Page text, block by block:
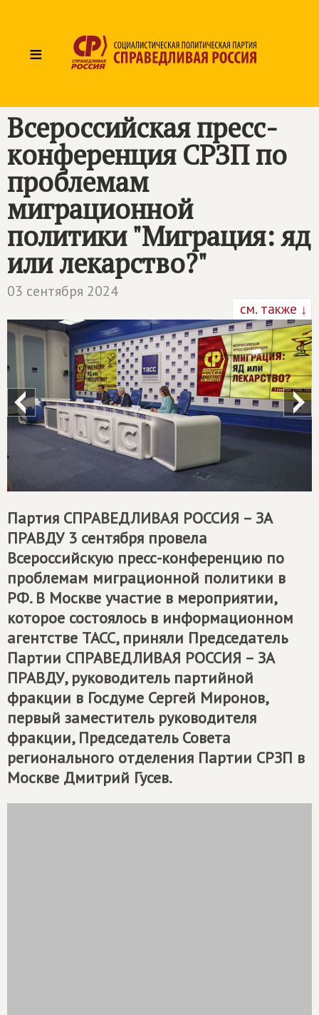
≡
Всероссийская пресс-
конференция СРЗП по
проблемам
миграционной
политики "Миграция: яд
или лекарство?"
03 сентября 2024
см. также ↓
Партия СПРАВЕДЛИВАЯ РОССИЯ – ЗА
ПРАВДУ3 сентября провела
Всероссийскую пресс-конференцию по
проблемам миграционной политики в
РФ. В Москве участие в мероприятии,
которое состоялось в информационном
агентстве ТАСС, приняли Председатель
Партии СПРАВЕДЛИВАЯ РОССИЯ – ЗА
ПРАВДУ, руководитель партийной
фракции в Госдуме Сергей Миронов,
первый заместитель руководителя
фракции, Председатель Совета
регионального отделения Партии СРЗП в
Москве Дмитрий Гусев.